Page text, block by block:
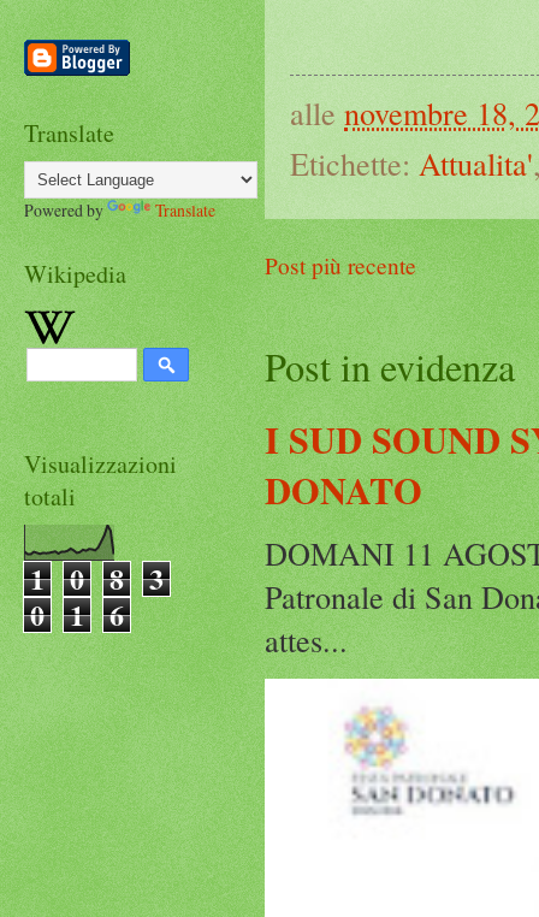
alle novembre 18,
Etichette: Attualita'
Post più recente
Post in evidenza
I SUD SOUND
DONATO
DOMANI 11
Patronale di San
attes...
Translate
Powered by Translate
Wikipedia
Visualizzazioni
totali
1 0 8 3
0 1 6